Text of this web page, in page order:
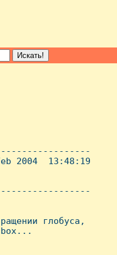
2004  13:48:19
глобуса,